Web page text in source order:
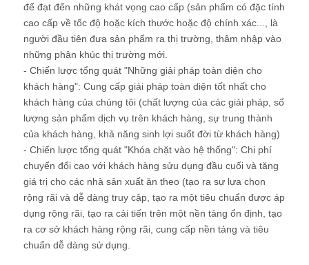
để đạt đến những khát vọng cao cấp (sản phẩm có đặc tính
cao cấp về tốc độ hoặc kích thước hoặc độ chính xác..., là
người đầu tiên đưa sản phẩm ra thị trường, thâm nhập vào
những phân khúc thị trường mới.
- Chiến lược tổng quát "Những giải pháp toàn diện cho
khách hàng": Cung cấp giái pháp toàn diện tốt nhất cho
khách hàng của chúng tôi (chất lượng của các giải pháp, số
lượng sản phẩm dịch vụ trên khách hàng, sự trung thành
của khách hàng, khả năng sinh lợi suốt đời từ khách hàng)
- Chiến lược tổng quát "Khóa chặt vào hệ thống": Chi phí
chuyển đổi cao với khách hàng sửu dụng đầu cuối và tăng
giá trị cho các nhà sản xuất ăn theo (tạo ra sự lựa chọn
rộng rãi và dễ dàng truy cập, tạo ra một tiêu chuẩn được áp
dụng rộng rãi, tạo ra cải tiến trên một nền tảng ổn định, tạo
ra cơ sở khách hàng rộng rãi, cung cấp nền tảng và tiêu
chuẩn dễ dàng sử dụng.